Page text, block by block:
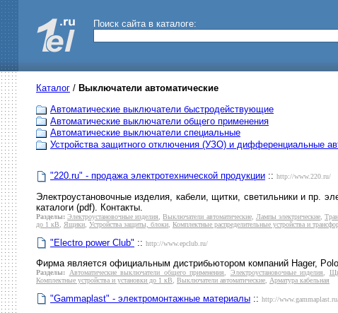
Поиск сайта в каталоге:
Каталог / Выключатели автоматические
Автоматические выключатели быстродействующие
Автоматические выключатели общего применения
Автоматические выключатели специальные
Устройства защитного отключения (УЗО) и дифференциальные
"220.ru" - продажа электротехнической продукции :: http://www.220.ru/
Электроустановочные изделия, кабели, щитки, светильники и пр.
каталоги (pdf). Контакты.
Разделы: Электроустановочные изделия ,Выключатели автоматические, Лампы электрические,
до 1 кВ
Ящики Устройства защиты, блоки Комплектные распределительные устройства и
"Electro power Club" :: http://www.epclub.ru/
Фирма является официальным дистрибьютором компаний Hager,
Разделы: Автоматические выключатели общего применения Электроустановочные изделия
Комплектные устройства и установки до 1 кВ
Выключатели автоматические Арматура кабельная
"Gammaplast" - электромонтажные материалы :: http://